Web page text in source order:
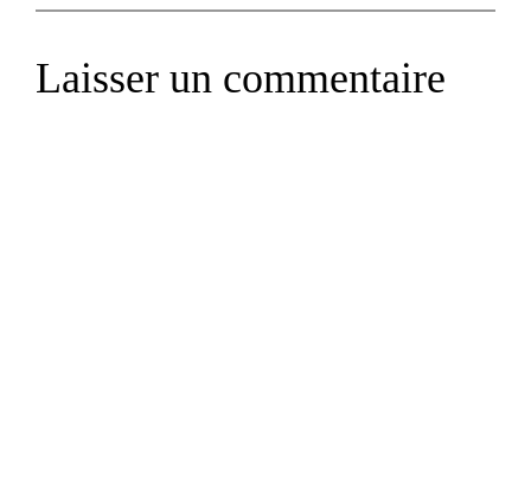
Laisser un commentaire